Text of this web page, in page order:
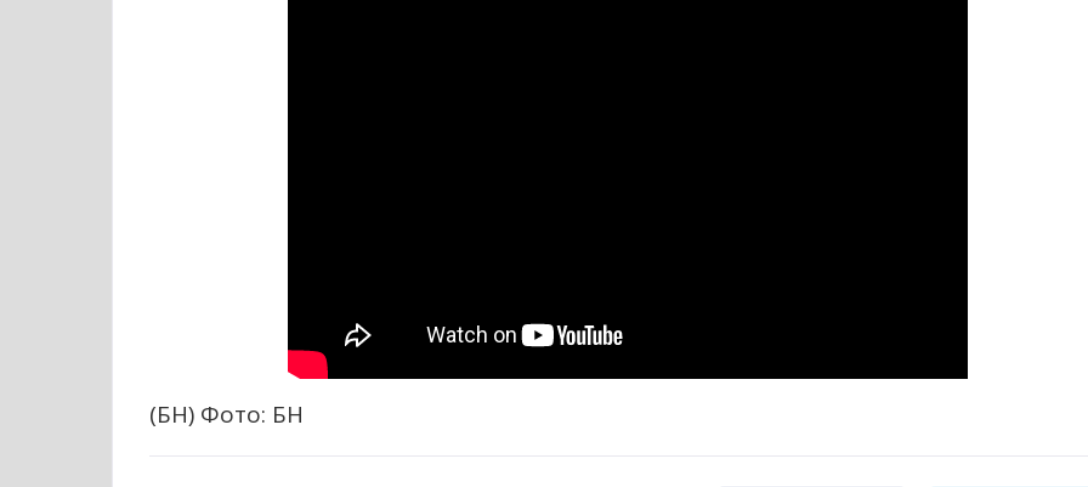
(БН) Фото: БН